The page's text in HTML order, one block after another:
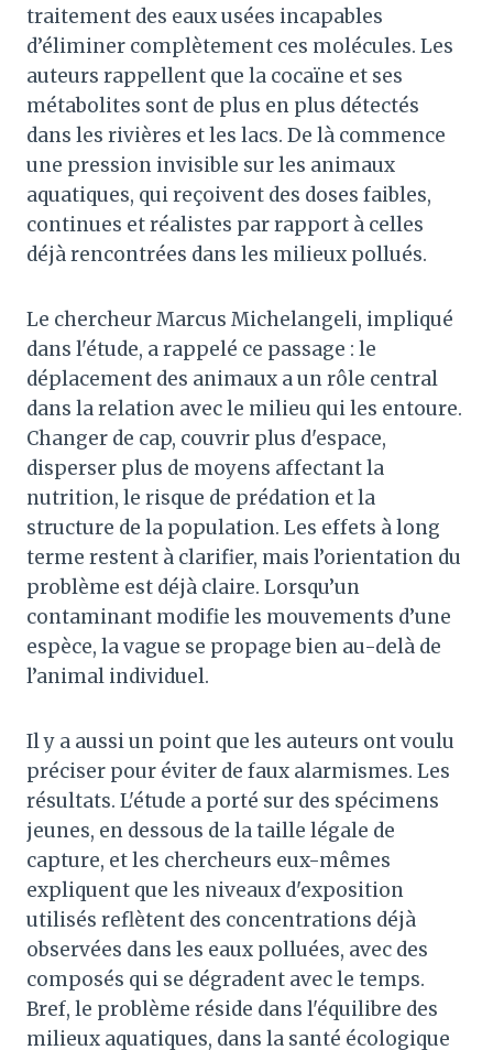
traitement des eaux usées incapables
d’éliminer complètement ces molécules. Les
auteurs rappellent que la cocaïne et ses
métabolites sont de plus en plus détectés
dans les rivières et les lacs. De là commence
une pression invisible sur les animaux
aquatiques, qui reçoivent des doses faibles,
continues et réalistes par rapport à celles
déjà rencontrées dans les milieux pollués.
Le chercheur Marcus Michelangeli, impliqué
dans l'étude, a rappelé ce passage : le
déplacement des animaux a un rôle central
dans la relation avec le milieu qui les entoure.
Changer de cap, couvrir plus d'espace,
disperser plus de moyens affectant la
nutrition, le risque de prédation et la
structure de la population. Les effets à long
terme restent à clarifier, mais l’orientation du
problème est déjà claire. Lorsqu’un
contaminant modifie les mouvements d’une
espèce, la vague se propage bien au-delà de
l’animal individuel.
Il y a aussi un point que les auteurs ont voulu
préciser pour éviter de faux alarmismes. Les
résultats. L'étude a porté sur des spécimens
jeunes, en dessous de la taille légale de
capture, et les chercheurs eux-mêmes
expliquent que les niveaux d'exposition
utilisés reflètent des concentrations déjà
observées dans les eaux polluées, avec des
composés qui se dégradent avec le temps.
Bref, le problème réside dans l'équilibre des
milieux aquatiques, dans la santé écologique